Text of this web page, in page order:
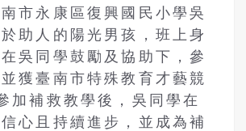
市永康區復興國民小學吳
助人的陽光男孩，班上身
吳同學鼓勵及協助下，參
獲臺南市特殊教育才藝競
加補救教學後，吳同學在
心且持續進步，並成為補